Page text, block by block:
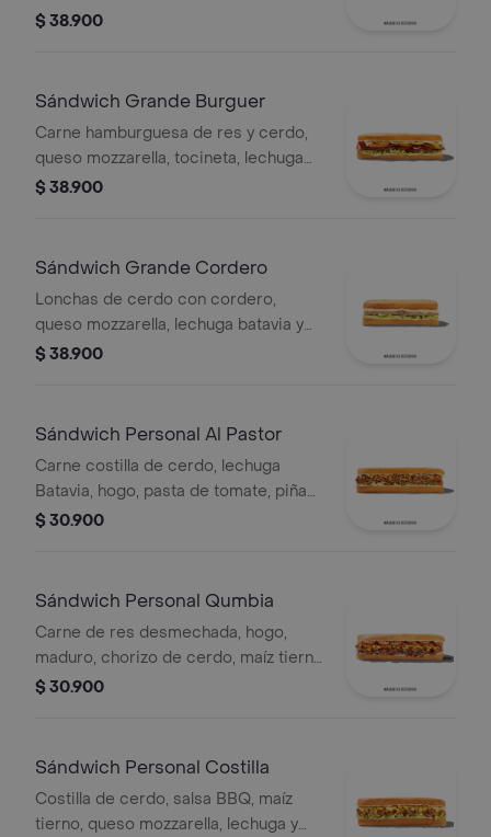
mayonesa.
$ 38.900
Sándwich Grande Burguer
Carne hamburguesa de res y cerdo,
queso mozzarella, tocineta, lechuga
Batavia, tomate, pepinillos, salsa BBQ
$ 38.900
Sándwich Grande Cordero
Lonchas de cerdo con cordero,
queso mozzarella, lechuga batavia y
salsa Qbano
$ 38.900
Sándwich Personal Al Pastor
Carne costilla de cerdo, lechuga
Batavia, hogo, pasta de tomate, piña
calada asada, cebolla blanca y
$ 30.900
Sándwich Personal Qumbia
Carne de res desmechada, hogo,
maduro, chorizo de cerdo, maíz tierno
y salsa Qbano.
$ 30.900
Sándwich Personal Costilla
Costilla de cerdo, salsa BBQ, maíz
tierno, queso mozzarella, lechuga y